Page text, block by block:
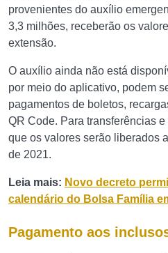
provenientes do auxílio
3,3 milhões, receberão os
extensão.
O auxílio ainda não está
por meio do aplicativo, podem
pagamentos de boletos,
QR Code. Para transferências
que os valores serão liberados
de 2021.
Leia mais: Novo decreto
calendário do Bolsa Família
Pagamento aos